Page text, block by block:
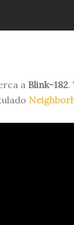
a Blink-182.